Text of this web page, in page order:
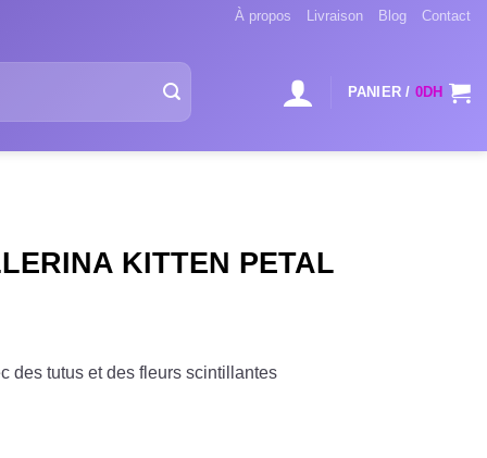
À propos Livraison Blog Contact
PANIER / 0DH
KITTEN PETAL
des tutus et des fleurs scintillantes